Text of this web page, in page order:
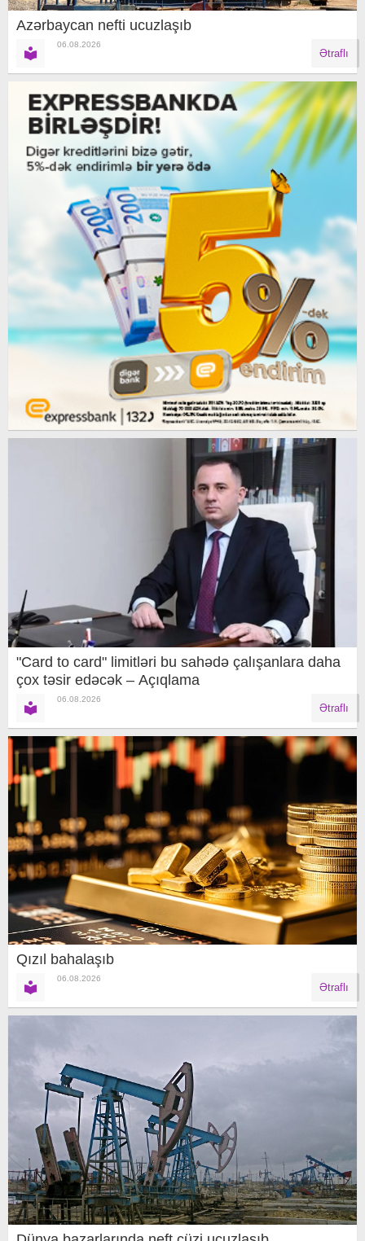
Azərbaycan nefti ucuzlaşıb
06.08.2026
Ətraflı
"Card to card" limitləri bu sahədə çalışanlara daha
çox təsir edəcək – Açıqlama
06.08.2026
Ətraflı
Qızıl bahalaşıb
06.08.2026
Ətraflı